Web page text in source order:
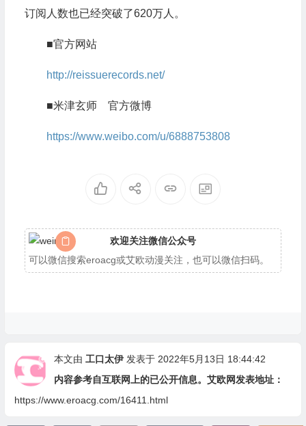
订阅人数也已经突破了620万人。
■官方网站
http://reissuerecords.net/
■米津玄师 官方微博
https://www.weibo.com/u/6888753808
欢迎关注微信公众号
可以微信搜索eroacg或艾欧动漫关注，也可以微信扫码。
本文由 工口太伊发表于 2022年5月13日 18:44:42
内容参考自互联网上的已公开信息。艾欧网发表地址：
https://www.eroacg.com/16411.html